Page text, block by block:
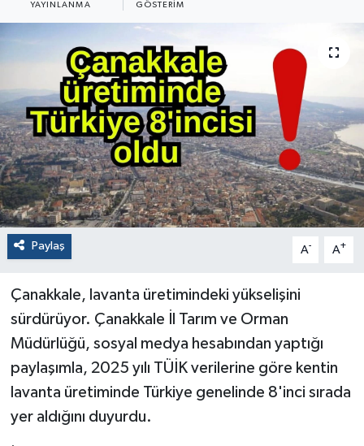
YAYINLANMA GÖSTERIM
Paylaş A- A+
Çanakkale, lavanta üretimindeki yükselişini
sürdürüyor. Çanakkale İl Tarım ve Orman
Müdürlüğü, sosyal medya hesabından yaptığı
paylaşımla, 2025 yılı TÜİK verilerine göre kentin
lavanta üretiminde Türkiye genelinde 8'inci sırada
yer aldığını duyurdu.
Sağlık